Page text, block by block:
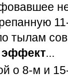
тылам
эффект...
о 8-м и